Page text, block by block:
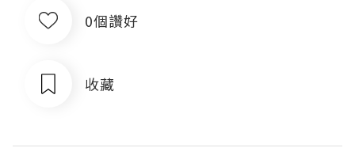
0個讚好
收藏